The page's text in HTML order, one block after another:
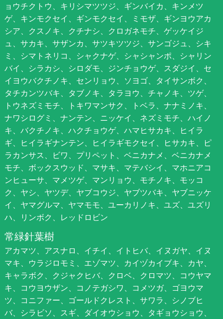
ョウチクトウ、キリシマツツジ、ギンバイカ、キンメツ
ゲ、キンモクセイ、ギンモクセイ、ミモザ、ギンヨウアカ
シア、クスノキ、クチナシ、クロガネモチ、ゲッケイジ
ュ、サカキ、サザンカ、サツキツツジ、サンゴジュ、シキ
ミ、シマトネリコ、シャクナゲ、シャシャンポ、シャリン
バイ、シラカシ、シロダモ、ジンチョウゲ、スダジイ、セ
イヨウバクチノキ、センリョウ、ソヨゴ、タイサンボク、
タチカンツバキ、タブノキ、タラヨウ、チャノキ、ツゲ、
トウネズミモチ、トキワマンサク、トベラ、ナナミノキ、
ナワシログミ、ナンテン、ニッケイ、ネズミモチ、ハイノ
キ、バクチノキ、ハクチョウゲ、ハマヒサカキ、ヒイラ
ギ、ヒイラギナンテン、ヒイラギモクセイ、ヒサカキ、ピ
ラカンサス、ビワ、プリペット、ベニカナメ、ベニカナメ
モチ、ボックスウッド、マサキ、マテバシイ、マホニアコ
ンヒューサ、マメツゲ、マンリョウ、モチノキ、モッコ
ク、ヤシ、ヤツデ、ヤブコウジ、ヤブツバキ、ヤブニッケ
イ、ヤマグルマ、ヤマモモ、ユーカリノキ、ユズ、ユズリ
ハ、リンボク、レッドロビン
常緑針葉樹
アカマツ、アスナロ、イチイ、イトヒバ、イヌガヤ、イヌ
マキ、ウラジロモミ、エゾマツ、カイヅカイブキ、カヤ、
キャラボク、クジャクヒバ、クロベ、クロマツ、コウヤマ
キ、コウヨウザン、コノテガシワ、コメツガ、ゴヨウマ
ツ、コニファー、ゴールドクレスト、サワラ、シノブヒ
バ、シラビソ、スギ、ダイオウショウ、タギョウショウ、